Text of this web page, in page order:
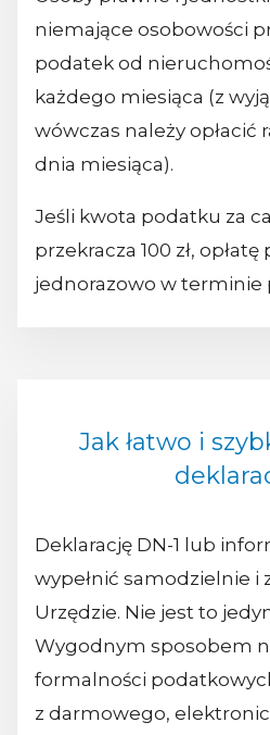
niemające osobowości
podatek od
każdego miesiąca (z
wówczas należy opłacić
dnia miesiąca).
Jeśli kwota podatku za
przekracza 100 zł, opłatę
jednorazowo w terminie
Jak łatwo i
Deklarację DN-1 lub
wypełnić samodzielnie i
Urzędzie. Nie jest to
Wygodnym sposobem
formalności
z darmowego,